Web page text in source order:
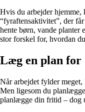
Hvis du arbejder hjemme,
“fyraftensaktivitet”, der
hente børn, vande planter
stor forskel for, hvordan
Læg en plan
Når arbejdet fylder
Men ligesom du
planlægge din fritid – dog